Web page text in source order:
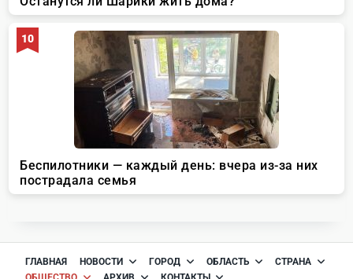
ГЛАВНАЯ НОВОСТИ ГОРОД ОБЛАСТЬ
СТРАНА